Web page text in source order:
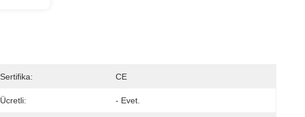
Sertifika: CE
Ücretli: - Evet.